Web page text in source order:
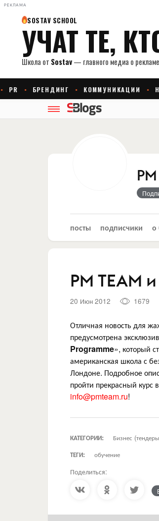
РЕКЛАМА
посты подписчики о
PM TEAM
20 Июн 2012 1679
Отличная новость для
предусмотрена
Programme», который
американская школа с
Лондоне. Подробное
пройти прекрасный курс в
info@pmteam.ru!
КАТЕГОРИИ:
Бизнес
ТЕГИ:
обучение
Поделиться: